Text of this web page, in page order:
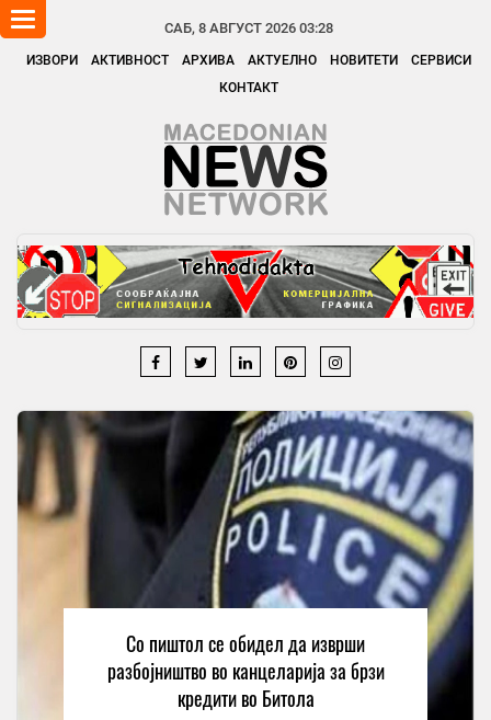
САБ, 8 АВГУСТ 2026 03:28
ИЗВОРИ АКТИВНОСТ АРХИВА АКТУЕЛНО НОВИТЕТИ
СЕРВИСИ
КОНТАКТ
Toggle
navigation
Со пиштол се обидел да изврши
разбојништво во канцеларија за брзи
кредити во Битола